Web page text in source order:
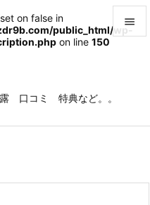
on false in
public_html/wp-
on line 150
口コミ 特典など。。

